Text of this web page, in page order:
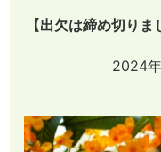
【出欠は締め切り
2024